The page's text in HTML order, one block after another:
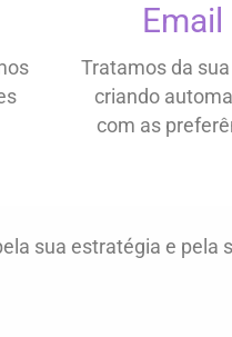
Tratamos da
criando
com as
sua estratégia e pela